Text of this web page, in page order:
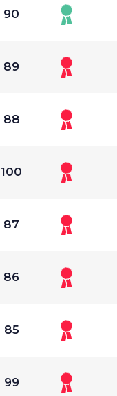
90
89
88
100
87
86
85
99